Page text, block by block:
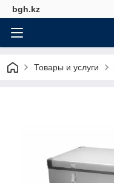
bgh.kz
Товары и услуги